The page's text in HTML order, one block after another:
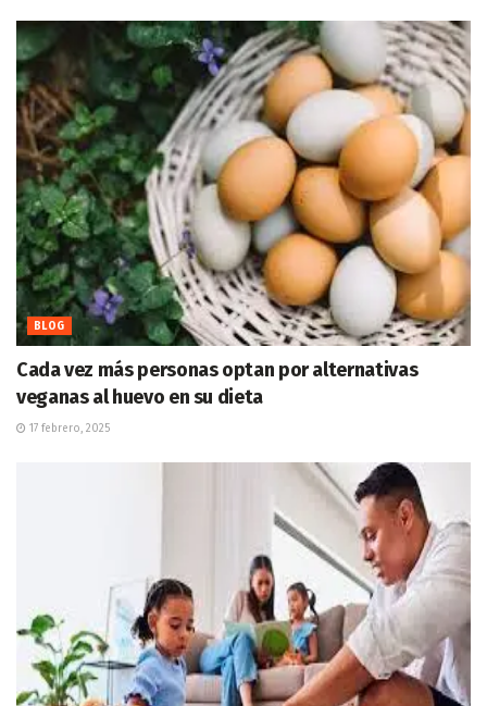
BLOG
Cada vez más personas optan por alternativas
veganas al huevo en su dieta
17 febrero, 2025